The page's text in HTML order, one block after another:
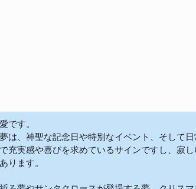
です。
は、神聖な記念日や特別なイベント、そして
充実感や喜びを求めているサインですし、寂
ります。